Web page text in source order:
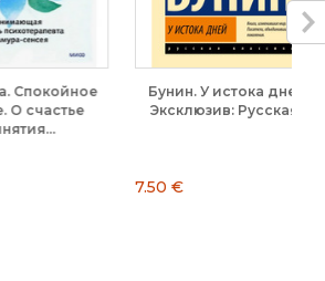
Бунин. У истока дней.
Эксклюзив: Русская...
7.50 €